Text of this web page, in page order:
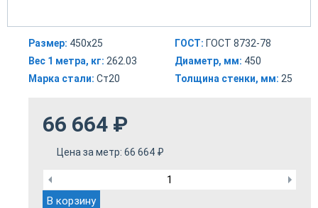
Размер: 450х25
Вес 1 метра, кг: 262.03
Марка стали: Ст20
ГОСТ: ГОСТ 8732-78
Диаметр, мм: 450
Толщина стенки, мм: 25
66 664 ₽
Цена за метр: 66 664 ₽
В корзину